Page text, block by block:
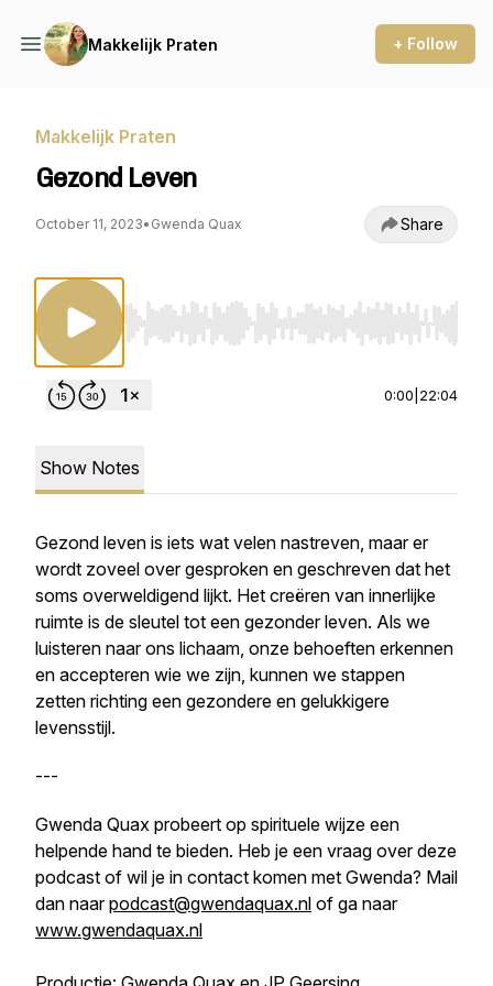
Makkelijk Praten + Follow
Makkelijk Praten
Gezond Leven
October 11, 2023• Gwenda Quax Share
Use Left/Right to seek, Home/End to jump
0:00 22:04
Show Notes
Gezond leven is iets wat velen nastreven, maar er
wordt zoveel over gesproken en geschreven dat het
soms overweldigend lijkt. Het creëren van innerlijke
ruimte is de sleutel tot een gezonder leven. Als we
luisteren naar ons lichaam, onze behoeften erkennen
en accepteren wie we zijn, kunnen we stappen
zetten richting een gezondere en gelukkigere
levensstijl.
---
Gwenda Quax probeert op spirituele wijze een
helpende hand te bieden. Heb je een vraag over deze
podcast of wil je in contact komen met Gwenda? Mail
dan naarpodcast@gwendaquax.nl of ga naar
www.gwendaquax.nl